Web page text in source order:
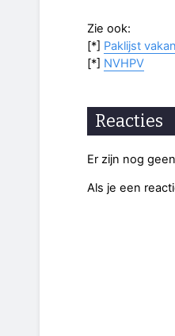
Zie ook:
[*] Paklijst
[*] NVHPV
Reacties
Er zijn nog
Als je een